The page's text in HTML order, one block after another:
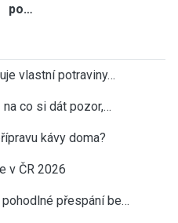
po…
vlastní potraviny…
co si dát pozor,…
kávy doma?
v ČR 2026
přespání be…